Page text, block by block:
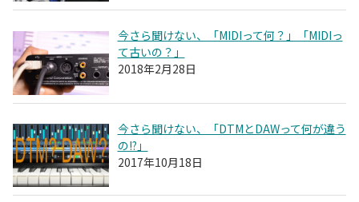
今さら聞けない、「MIDIって何？」「MIDIっ
て古いの？」
2018年2月28日
今さら聞けない、「DTMとDAWって何が違う
の!?」
2017年10月18日